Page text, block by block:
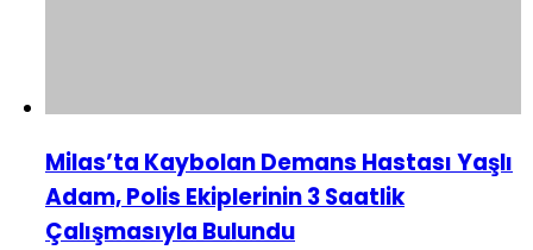
Milas’ta Kaybolan Demans Hastası Yaşlı
Adam, Polis Ekiplerinin 3 Saatlik
Çalışmasıyla Bulundu